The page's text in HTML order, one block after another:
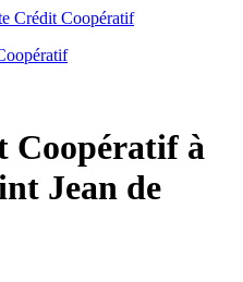
Crédit Coopératif
Coopératif à
Jean de